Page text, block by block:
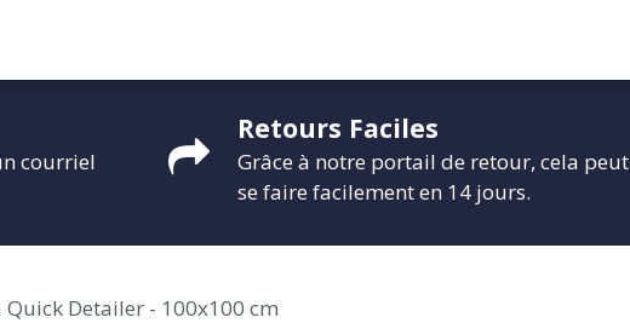
courriel
Retours Faciles
Grâce à notre portail de retour, cela peut
se faire facilement en 14 jours.
Quick Detailer - 100x100 cm